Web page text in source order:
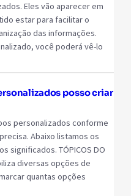
Eles vão aparecer em
estar para facilitar o
das informações.
você poderá vê-lo
posso criar
personalizados conforme
Abaixo listamos os
significados. TÓPICOS DO
diversas opções de
quantas opções